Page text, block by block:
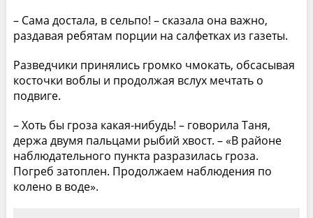
– Сама достала, в сельпо! – сказала она важно,
раздавая ребятам порции на салфетках из газеты.
Разведчики принялись громко чмокать, обсасывая
косточки воблы и продолжая вслух мечтать о
подвиге.
– Хоть бы гроза какая-нибудь! – говорила Таня,
держа двумя пальцами рыбий хвост. – «В районе
наблюдательного пункта разразилась гроза.
Погреб затоплен. Продолжаем наблюдения по
колено в воде».